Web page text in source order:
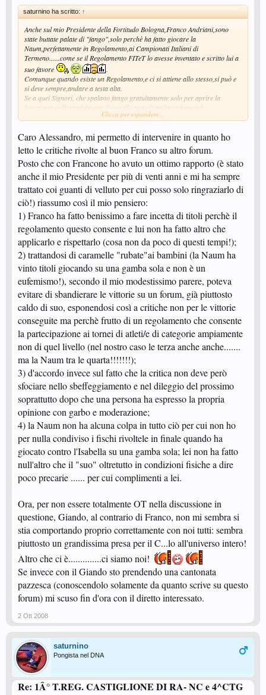
saturnino ha scritto: ↑
Anche sul mio Presidente della Fortitudo Bologna,Franco Andriani,sono
state buttate palate di "fango",solo perchè ha fatto giocare la
Naum,perfettamente in Regolamento,ai Campionati Italiani di
Termeno......come se il Regolamento FITeT lo avesse inventato e scritto lui a
suo favore
.
Comunque quando esiste un Regolamento,e ci si attiene allo stesso,si può e
si deve sempre,andare a testa alta.
Se a quei Signori, che spalano fango gratuitamente solo per aprire la
bocca,non collegandola con il cervello,non gli andasse bene tale
Regolamento,che facciano di tutto per cambiarlo:ma non si possono
.......alessandro.......
Clicca per espandere...
Caro Alessandro, mi permetto di intervenire in quanto ho
letto le critiche rivolte al buon Franco su altro forum.
Posto che con Francone ho avuto un ottimo rapporto (è stato
anche il mio Presidente per più di venti anni e mi ha sempre
trattato coi guanti di velluto per cui posso solo ringraziarlo di
ciò!) riassumo così il mio pensiero:
1) Franco ha fatto benissimo a fare incetta di titoli perchè il
regolamento questo consente e lui non ha fatto altro che
applicarlo e rispettarlo (cosa non da poco di questi tempi!);
2) trattandosi di caramelle "rubate"ai bambini (la Naum ha
vinto titoli giocando su una gamba sola e non è un
eufemismo!), secondo il mio modestissimo parere, poteva
evitare di sbandierare le vittorie su un forum, già piuttosto
caldo di suo, esponendosi così a critiche non per le vittorie
conseguite ma perchè frutto di un regolamento che consente
la partecipazione ai tornei di atleti/e di categorie ampiamente
non di quel livello (nel nostro caso le terza anche anche.......
ma la Naum tra le quarta!!!!!!!);
3) d'accordo invece sul fatto che la critica non deve però
sfociare nello sbeffeggiamento e nel dileggio del prossimo
soprattutto dopo che una persona ha espresso la propria
opinione con garbo e moderazione;
4) la Naum non ha alcuna colpa in tutto ciò per cui non ho
per nulla condiviso i fischi rivoltele in finale quando ha
giocato contro l'Isabella su una gamba sola; lei non ha fatto
null'altro che il "suo" oltretutto in condizioni fisiche a dire
poco precarie ...... per cui complimenti a lei.
Ora, per non essere totalmente OT nella discussione in
questione, Giando, al contrario di Franco, non mi sembra si
stia comportando proprio correttamente con noi tutti: sembra
piuttosto un grandissima presa per il C...lo all'universo intero!
Altro che ci è..............ci siamo noi!
Se invece con il Giando sto prendendo una cantonata
pazzesca (conoscendolo solamente da quanto scrive su questo
forum) mi scuso fin d'ora con il diretto interessato.
2 Ott 2008
saturnino
Pongista nel DNA
Re: 1Â° T.REG. CASTIGLIONE DI RA- NC e 4^CTG